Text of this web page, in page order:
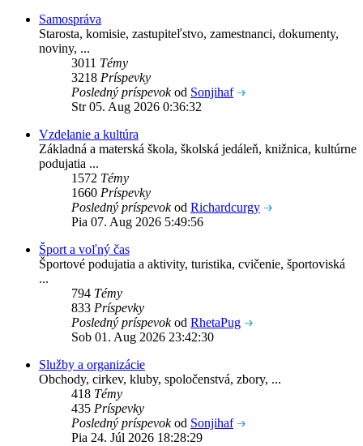
Samospráva
Starosta, komisie, zastupiteľstvo, zamestnanci, dokumenty,
noviny, ...
3011 Témy
3218 Príspevky
Posledný príspevokod Sonjihaf
Str 05. Aug 2026 0:36:32
Vzdelanie a kultúra
Základná a materská škola, školská jedáleň, knižnica, kultúrne
podujatia ...
1572 Témy
1660 Príspevky
Posledný príspevokod Richardcurgy
Pia 07. Aug 2026 5:49:56
Šport a voľný čas
Športové podujatia a aktivity, turistika, cvičenie, športoviská
...
794 Témy
833 Príspevky
Posledný príspevokod RhetaPug
Sob 01. Aug 2026 23:42:30
Služby a organizácie
Obchody, cirkev, kluby, spoločenstvá, zbory, ...
418 Témy
435 Príspevky
Posledný príspevokod Sonjihaf
Pia 24. Júl 2026 18:28:29